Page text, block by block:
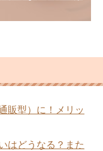
販型）に！メリッ
はどうなる？また